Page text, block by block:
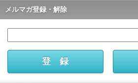
メルマガ登録・解除